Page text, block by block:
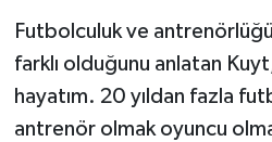
Futbolculuk ve
farklı olduğunu anlatan
hayatım. 20 yıldan fazla
antrenör olmak oyuncu